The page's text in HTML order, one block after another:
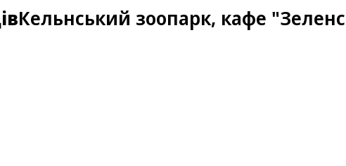
Кельнський зоопарк, кафе